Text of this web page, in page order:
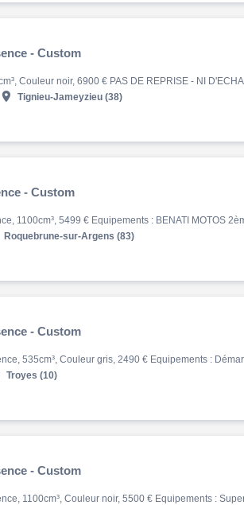
- Custom
 Tignieu-Jameyzieu (38)
- Custom
Roquebrune-sur-Argens (83)
- Custom
Troyes (10)
- Custom